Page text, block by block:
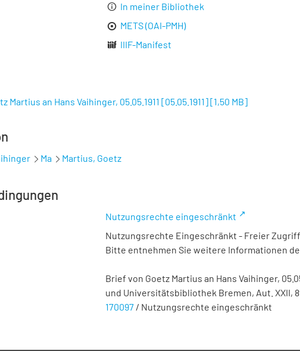
In meiner Bibliothek
METS (OAI-PMH)
IIIF-Manifest
Martius an Hans Vaihinger, 05.05.1911 [05.05.1911][1,50 MB]
Ma Martius, Goetz
Nutzungsrechte eingeschränkt
Nutzungsrechte Eingeschränkt - Freier
Bitte entnehmen Sie weitere Informationen
Brief von Goetz Martius an Hans Vaihinger,
und Universitätsbibliothek Bremen, Aut. XXII,
170097 / Nutzungsrechte eingeschränkt